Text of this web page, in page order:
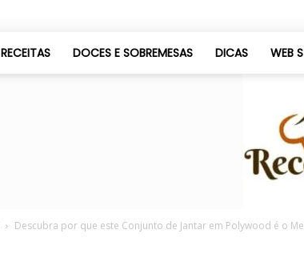
RECEITAS DOCES E SOBREMESAS DICAS WEB
Descubra por que este Conjunto de Jantar em Polywood é o